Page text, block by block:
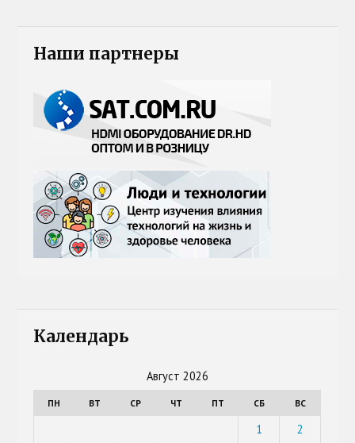
Наши партнеры
Календарь
Август 2026
ПН ВТ СР ЧТ ПТ СБ ВС
1
2